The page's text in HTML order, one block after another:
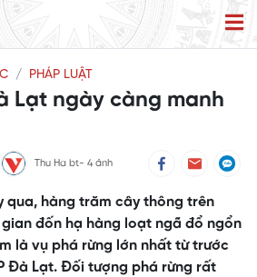
PHÁP LUẬT
Lạt ngày càng manh
Thu Ha bt- 4 ảnh
qua, hàng trăm cây thông trên
đốn hạ hàng loạt ngã đổ ngổn
là vụ phá rừng lớn nhất từ trước
Đà Lạt. Đối tượng phá rừng rất